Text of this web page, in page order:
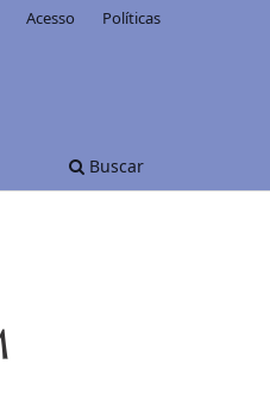
Buscar
Acesso Políticas